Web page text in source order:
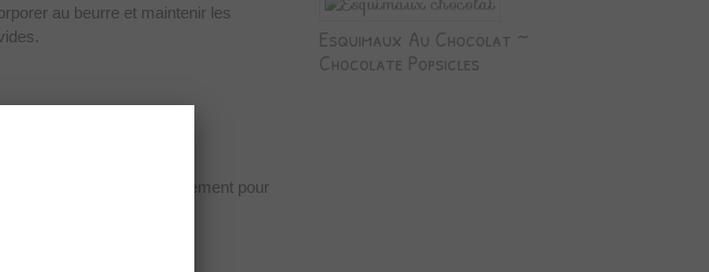
au beurre et maintenir les
de gruau.
la un peu plus longuement pour
avez pas.
Esquimaux Au Chocolat ~
Chocolate Popsicles